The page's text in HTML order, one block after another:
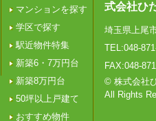
マンションを探す
学区で探す
駅近物件特集
新築6・7万円台
新築8万円台
50坪以上戸建て
おすすめ物件
式会社ひ
埼玉県上尾
TEL:048-
FAX:048-
© 株式会社
All Rights